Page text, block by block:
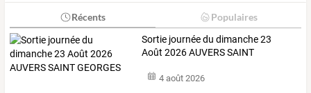
Récents Populaires
Sortie journée du dimanche 23
Août 2026 AUVERS SAINT
4 août 2026